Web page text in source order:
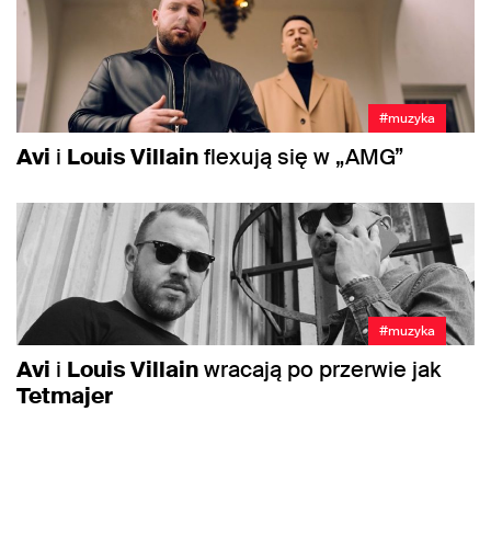
#muzyka
Avi i Louis Villainflexują się w „AMG”
#muzyka
Avi i Louis Villainwracają po przerwie jak
Tetmajer